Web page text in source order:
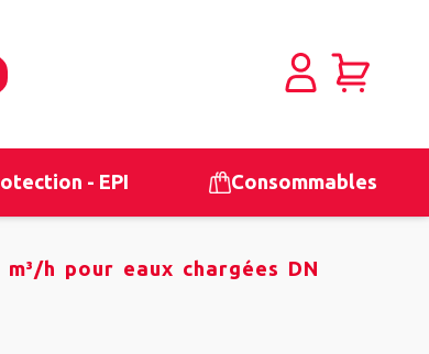
- EPI Consommables
h pour eaux chargées DN